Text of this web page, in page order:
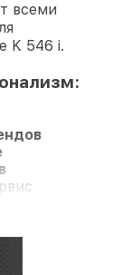
всеми
K 546 i.